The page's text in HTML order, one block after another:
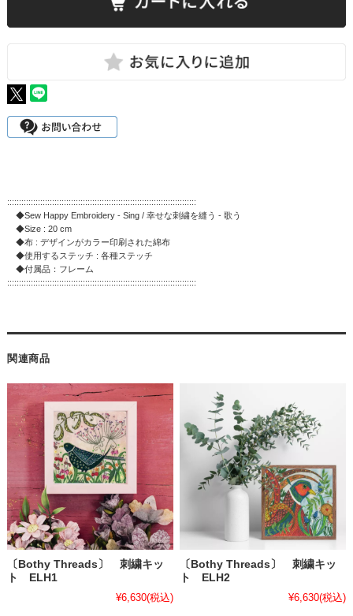
::::::::::::::::::::::::::::::::::::::::::::::::::::::::::::::::::::::::::::::::
◆Sew Happy Embroidery - Sing / 幸せな刺繍を縫う - 歌う
◆Size : 20 cm
◆布 : デザインがカラー印刷された綿布
◆使用するステッチ : 各種ステッチ
◆付属品：フレーム
::::::::::::::::::::::::::::::::::::::::::::::::::::::::::::::::::::::::::::::::
関連商品
〔Bothy Threads〕 刺繍キッ
ト ELH1
¥6,630(税込)
〔Bothy Threads〕 刺繍キッ
ト ELH2
¥6,630(税込)